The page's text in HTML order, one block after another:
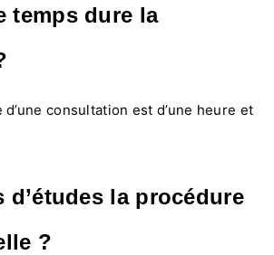
temps dure la
consultation est d’une heure et
d’études la procédure
?